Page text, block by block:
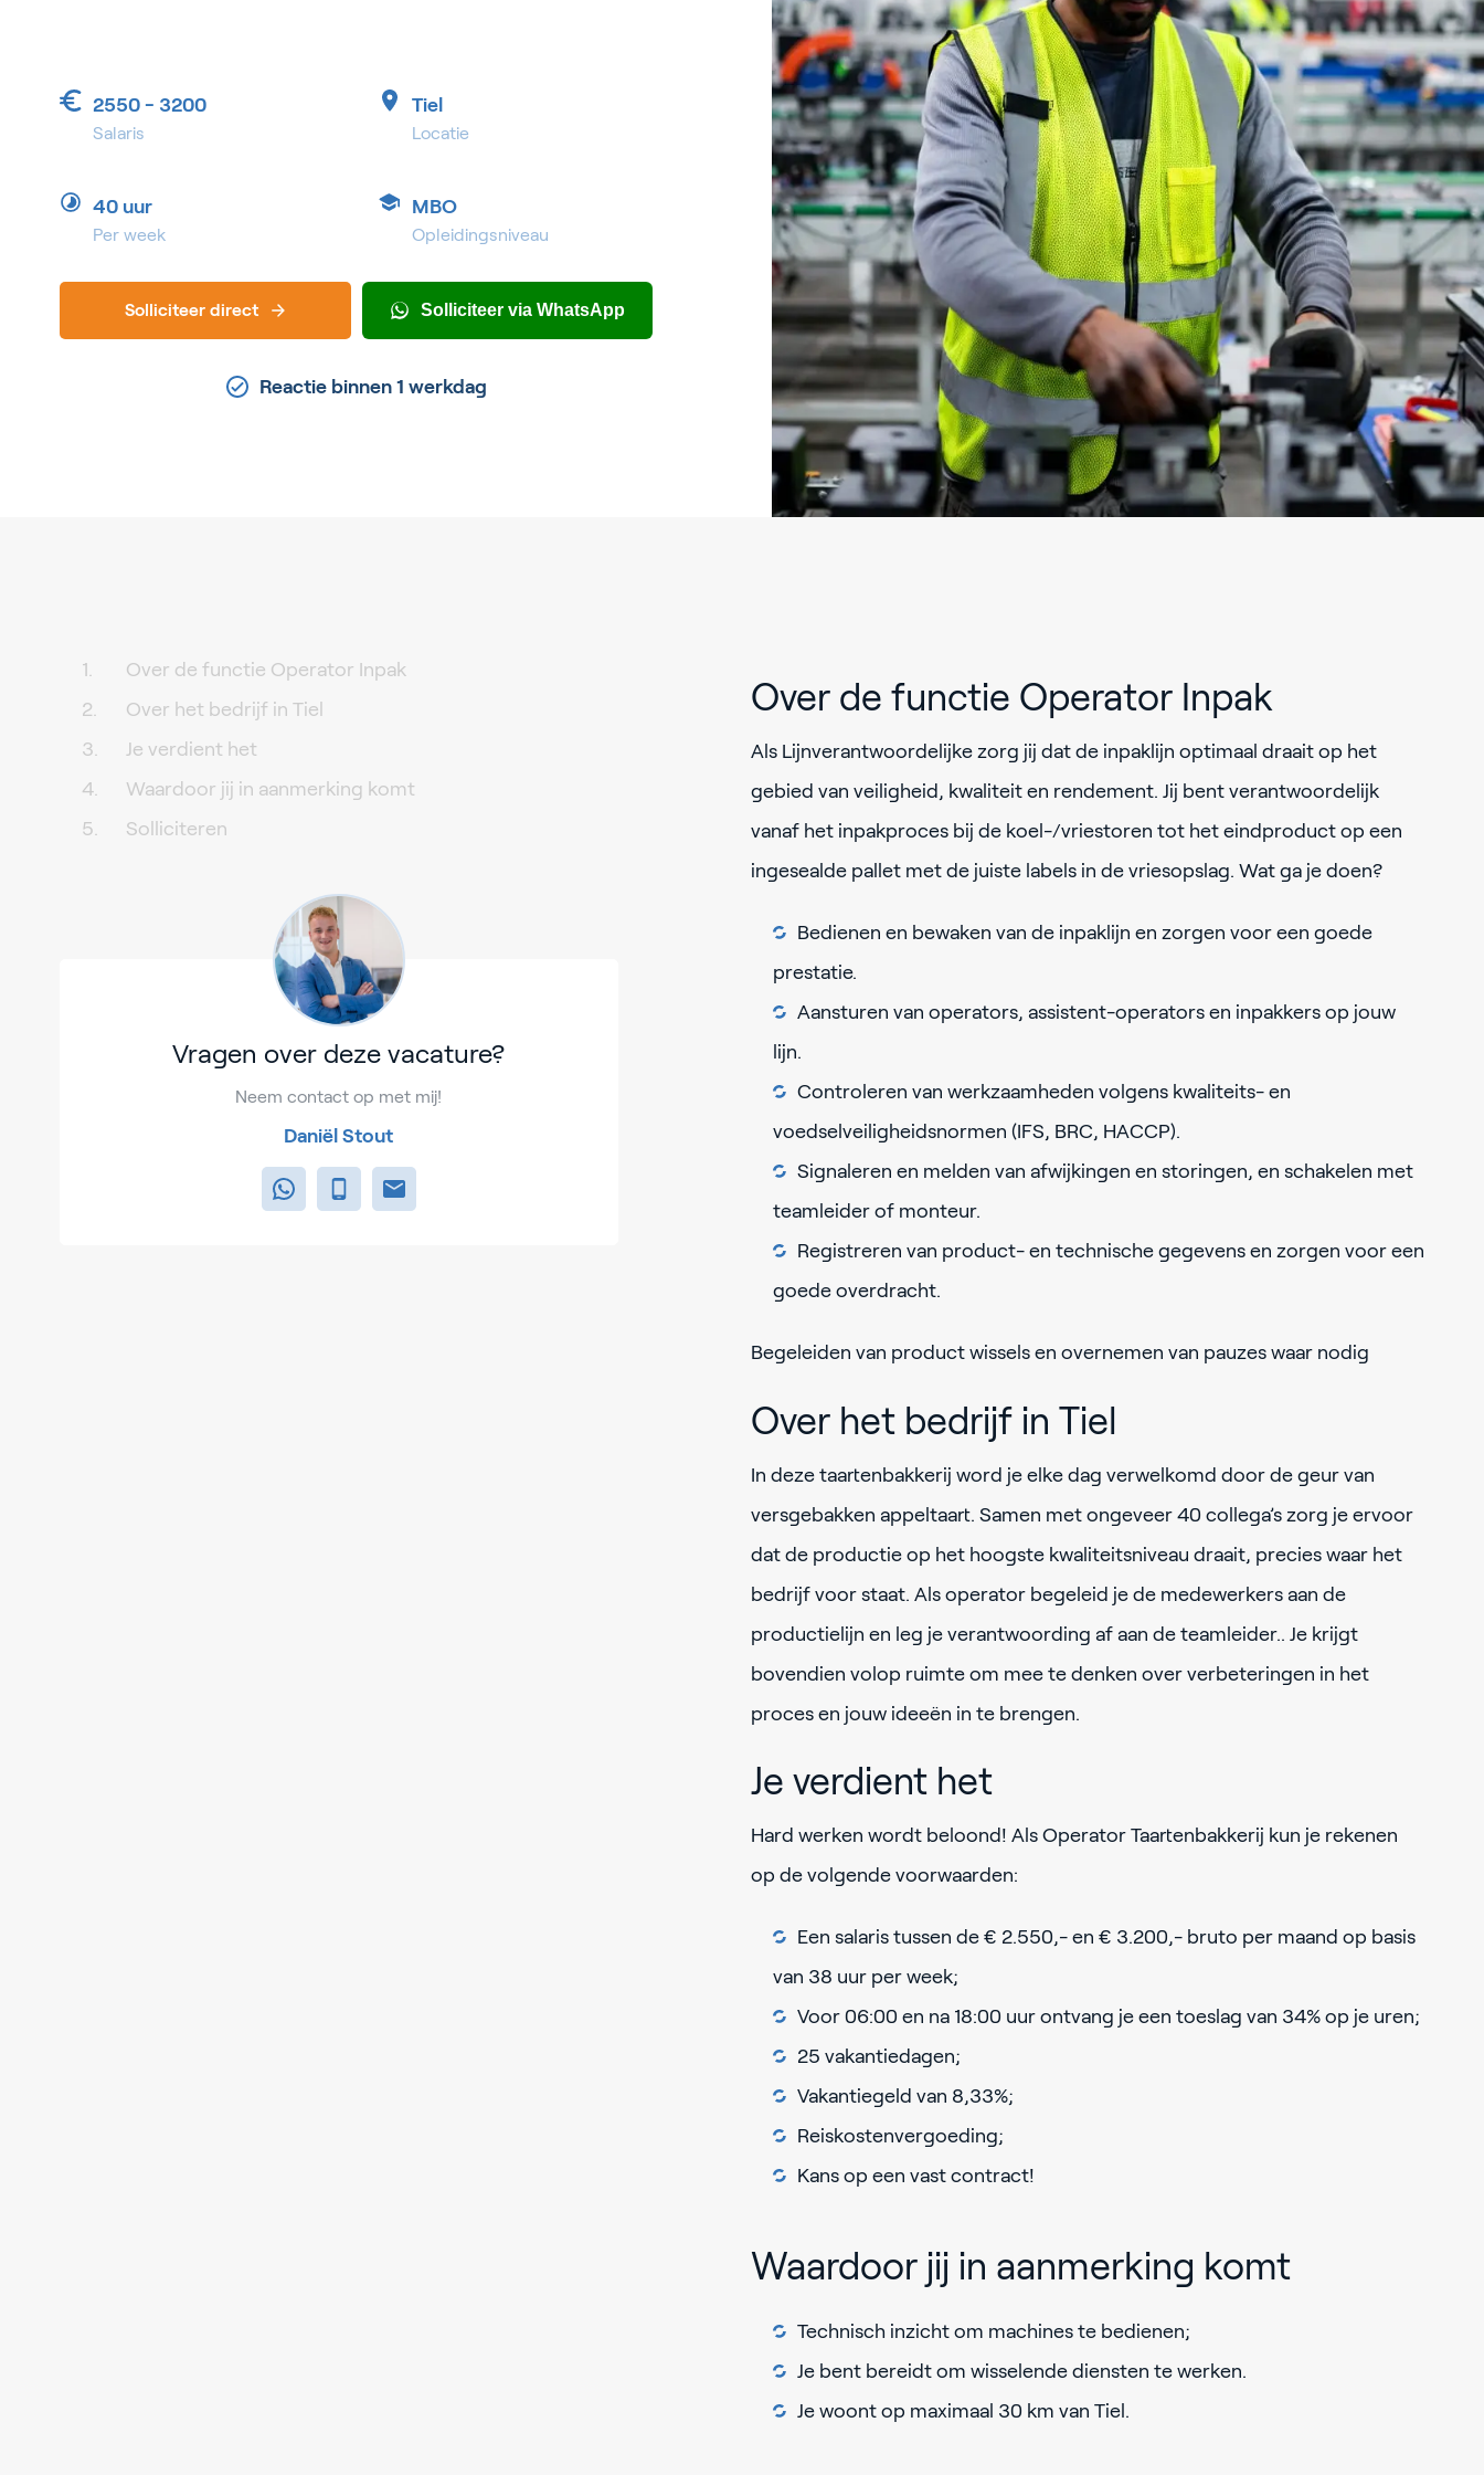
2550 - 3200
Salaris
Tiel
Locatie
40 uur
Per week
MBO
Opleidingsniveau
Solliciteer direct Solliciteer via WhatsApp
Reactie binnen 1 werkdag
Over de functie Operator Inpak
Over het bedrijf in Tiel
Je verdient het
Waardoor jij in aanmerking komt
Solliciteren
Vragen over deze vacature?
Neem contact op met mij!
Daniël Stout
Over de functie Operator Inpak
Als Lijnverantwoordelijke zorg jij dat de inpaklijn optimaal draait op het
gebied van veiligheid, kwaliteit en rendement. Jij bent verantwoordelijk
vanaf het inpakproces bij de koel-/vriestoren tot het eindproduct op een
ingesealde pallet met de juiste labels in de vriesopslag. Wat ga je doen?
Bedienen en bewaken van de inpaklijn en zorgen voor een goede
prestatie.
Aansturen van operators, assistent-operators en inpakkers op jouw
lijn.
Controleren van werkzaamheden volgens kwaliteits- en
voedselveiligheidsnormen (IFS, BRC, HACCP).
Signaleren en melden van afwijkingen en storingen, en schakelen met
teamleider of monteur.
Registreren van product- en technische gegevens en zorgen voor een
goede overdracht.
Begeleiden van product wissels en overnemen van pauzes waar nodig
Over het bedrijf in Tiel
In deze taartenbakkerij word je elke dag verwelkomd door de geur van
versgebakken appeltaart. Samen met ongeveer 40 collega’s zorg je ervoor
dat de productie op het hoogste kwaliteitsniveau draait, precies waar het
bedrijf voor staat. Als operator begeleid je de medewerkers aan de
productielijn en leg je verantwoording af aan de teamleider.. Je krijgt
bovendien volop ruimte om mee te denken over verbeteringen in het
proces en jouw ideeën in te brengen.
Je verdient het
Hard werken wordt beloond! Als Operator Taartenbakkerij kun je rekenen
op de volgende voorwaarden:
Een salaris tussen de € 2.550,- en € 3.200,- bruto per maand op basis
van 38 uur per week;
Voor 06:00 en na 18:00 uur ontvang je een toeslag van 34% op je uren;
25 vakantiedagen;
Vakantiegeld van 8,33%;
Reiskostenvergoeding;
Kans op een vast contract!
Waardoor jij in aanmerking komt
Technisch inzicht om machines te bedienen;
Je bent bereidt om wisselende diensten te werken.
Je woont op maximaal 30 km van Tiel.